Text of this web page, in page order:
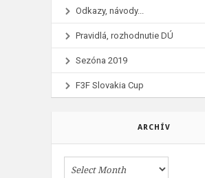
Odkazy, návody...
Pravidlá, rozhodnutie DÚ
Sezóna 2019
F3F Slovakia Cup
ARCHÍV